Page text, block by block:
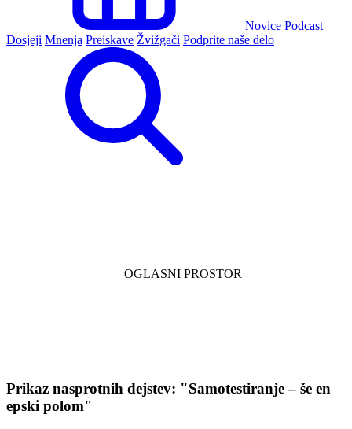
Novice Podcast
Dosjeji Mnenja Preiskave Žvižgači Podprite naše delo
Prikaz nasprotnih dejstev: "Samotestiranje – še en
epski polom"